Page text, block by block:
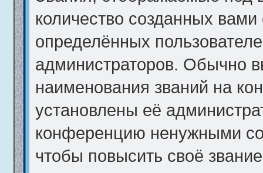
количество созданных
определённых
администраторов. Обычно
наименования званий на
установлены её
конференцию ненужными
чтобы повысить своё